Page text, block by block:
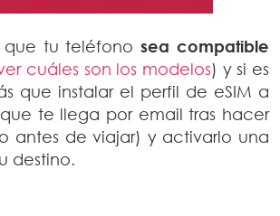
que tu teléfonosea compatible
cuáles son los modelos) y si es
que instalar el perfil de eSIM a
te llega por email tras hacer
antes de viajar) y activarlo una
destino.